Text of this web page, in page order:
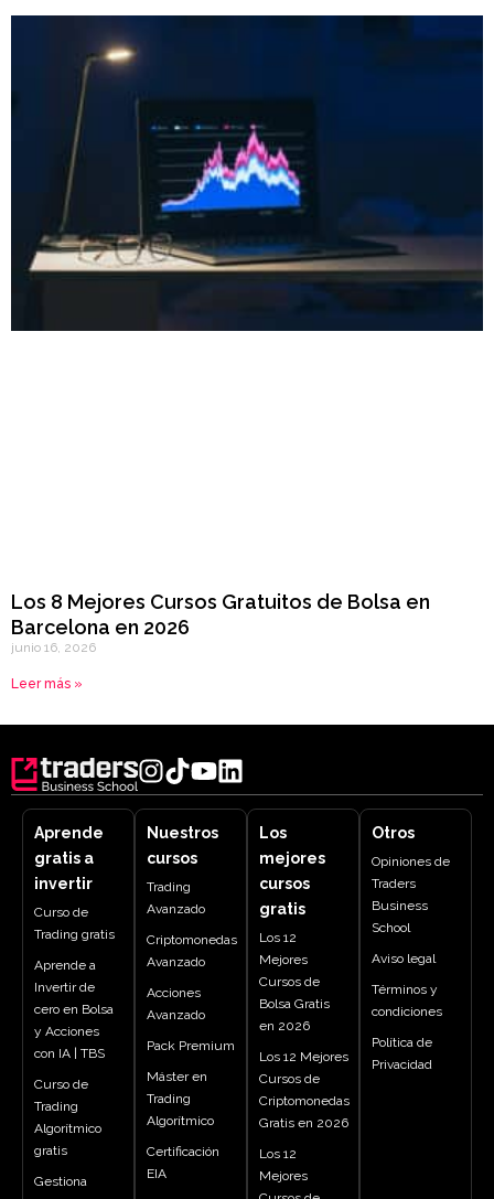
Los 8 Mejores Cursos Gratuitos de Bolsa en
Barcelona en 2026
junio 16, 2026
Leer más »
Aprende
gratis a
invertir
Curso de
Trading gratis
Aprende a
Invertir de
cero en Bolsa
y Acciones
con IA | TBS
Curso de
Trading
Algorítmico
gratis
Gestiona
Nuestros
cursos
Trading
Avanzado
Criptomonedas
Avanzado
Acciones
Avanzado
Pack Premium
Máster en
Trading
Algorítmico
Certificación
EIA
Los
mejores
cursos
gratis
Los 12
Mejores
Cursos de
Bolsa Gratis
en 2026
Los 12 Mejores
Cursos de
Criptomonedas
Gratis en 2026
Los 12
Mejores
Otros
Opiniones de
Traders
Business
School
Aviso legal
Términos y
condiciones
Política de
Privacidad